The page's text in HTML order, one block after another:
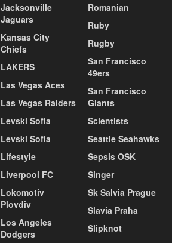
Jacksonville
Jaguars
Kansas City
Chiefs
LAKERS
Las Vegas Aces
Las Vegas Raiders
Levski Sofia
Levski Sofia
Lifestyle
Liverpool FC
Lokomotiv
Plovdiv
Los Angeles
Dodgers
Romanian
Ruby
Rugby
San Francisco
49ers
San Francisco
Giants
Scientists
Seattle Seahawks
Sepsis OSK
Singer
Sk Salvia Prague
Slavia Praha
Slipknot